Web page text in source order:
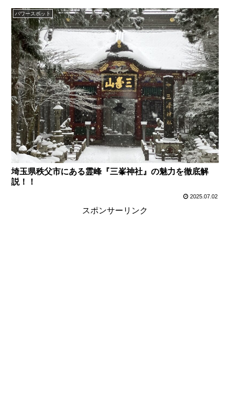
パワースポット
埼玉県秩父市にある霊峰『三峯神社』の魅力を徹底解
説！！
2025.07.02
スポンサーリンク